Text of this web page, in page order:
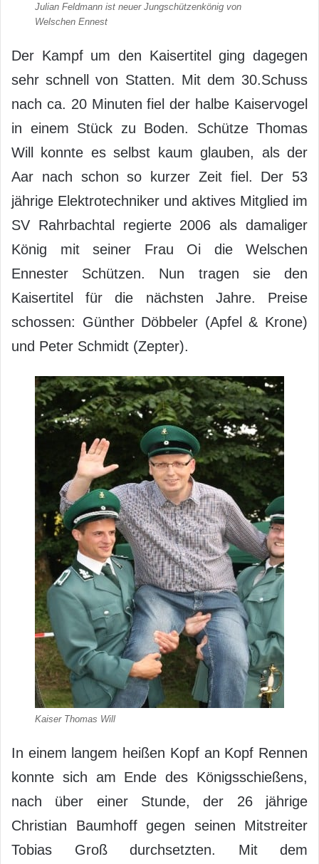
Julian Feldmann ist neuer Jungschützenkönig von
Welschen Ennest
Der Kampf um den Kaisertitel ging dagegen
sehr schnell von Statten. Mit dem 30.Schuss
nach ca. 20 Minuten fiel der halbe Kaiservogel
in einem Stück zu Boden. Schütze Thomas
Will konnte es selbst kaum glauben, als der
Aar nach schon so kurzer Zeit fiel. Der 53
jährige Elektrotechniker und aktives Mitglied im
SV Rahrbachtal regierte 2006 als damaliger
König mit seiner Frau Oi die Welschen
Ennester Schützen. Nun tragen sie den
Kaisertitel für die nächsten Jahre. Preise
schossen: Günther Döbbeler (Apfel & Krone)
und Peter Schmidt (Zepter).
Kaiser Thomas Will
In einem langem heißen Kopf an Kopf Rennen
konnte sich am Ende des Königsschießens,
nach über einer Stunde, der 26 jährige
Christian Baumhoff gegen seinen Mitstreiter
Tobias Groß durchsetzten. Mit dem